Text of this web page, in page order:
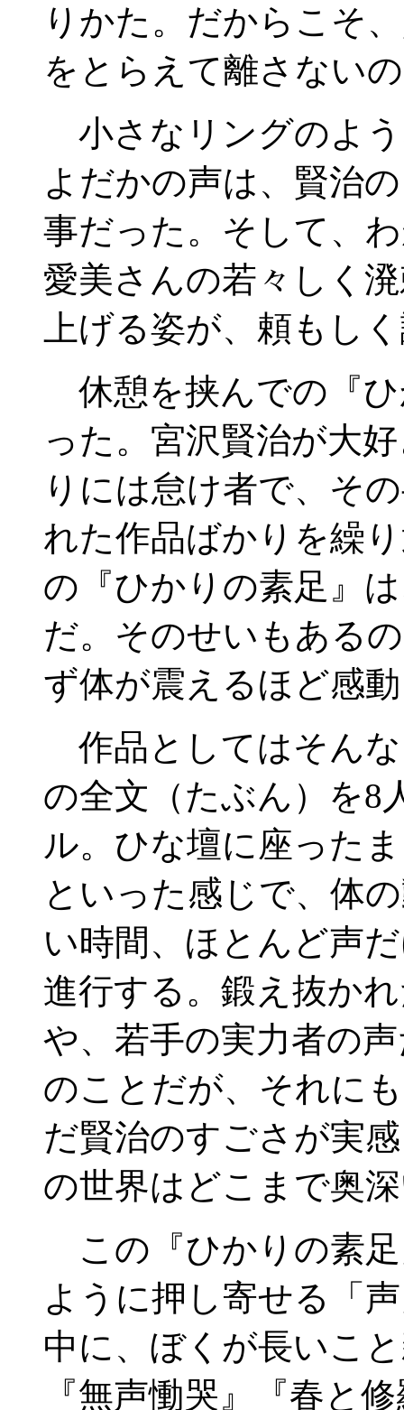
りかた。だからこそ
をとらえて離さない
小さなリングのよ
よだかの声は、賢治
事だった。そして、
愛美さんの若々しく
上げる姿が、頼もし
休憩を挟んでの『
った。宮沢賢治が大
りには怠け者で、そ
れた作品ばかりを繰
の『ひかりの素足』
だ。そのせいもある
ず体が震えるほど感
作品としてはそん
の全文（たぶん）を8
ル。ひな壇に座った
といった感じで、体
い時間、ほとんど声
進行する。鍛え抜か
や、若手の実力者の
のことだが、それに
だ賢治のすごさが実
の世界はどこまで奥
この『ひかりの素
ように押し寄せる「
中に、ぼくが長いこ
『無声慟哭』『春と